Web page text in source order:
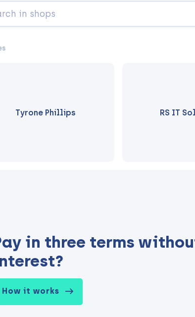
Tyrone Phillips RS IT
in three terms
How it works